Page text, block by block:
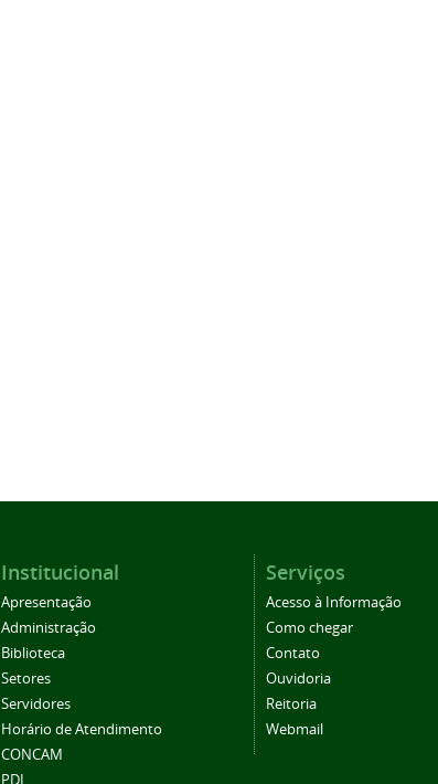
Institucional
Apresentação
Administração
Biblioteca
Setores
Servidores
Horário de Atendimento
CONCAM
Serviços
Acesso à Informação
Como chegar
Contato
Ouvidoria
Reitoria
Webmail